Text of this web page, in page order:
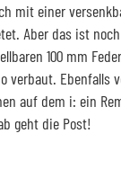
mit einer
Aber das ist
100 mm
verbaut.
auf dem i: ein
geht die Post!